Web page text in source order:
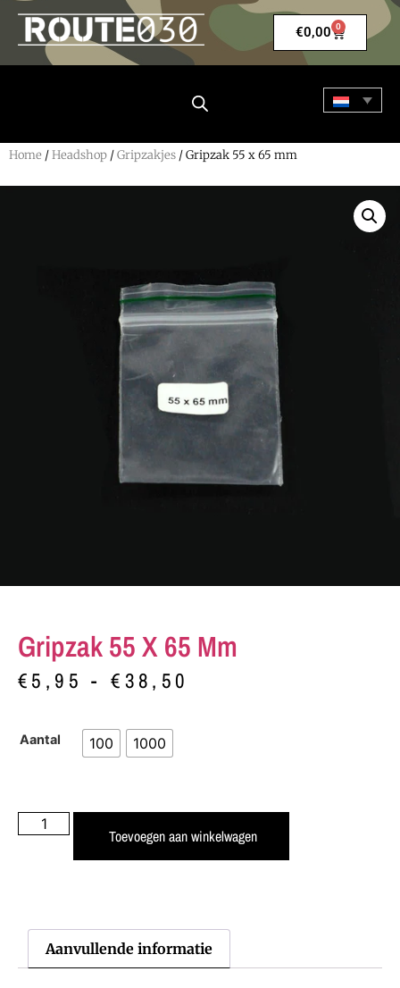
€0,00 0
Home /Headshop /Gripzakjes / Gripzak 55 x 65 mm
Gripzak 55 X 65 Mm
€5,95 - €38,50
Aantal 100 1000
Toevoegen aan winkelwagen
Aanvullende informatie